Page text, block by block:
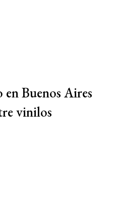
en Buenos Aires
vinilos